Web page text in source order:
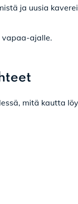
ja uusia
vapaa-ajalle.
mitä kautta